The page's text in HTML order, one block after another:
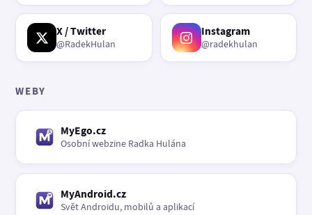
X / Twitter
@RadekHulan
Instagram
@radekhulan
WEBY
MyEgo.cz
Osobní webzine Radka Hulána
MyAndroid.cz
Svět Androidu, mobilů a aplikací